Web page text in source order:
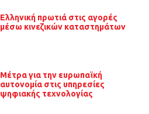
Ελληνική πρωτιά στις αγορές
μέσω κινεζικών καταστημάτων
Μέτρα για την ευρωπαϊκή
αυτονομία στις υπηρεσίες
ψηφιακής τεχνολογίας